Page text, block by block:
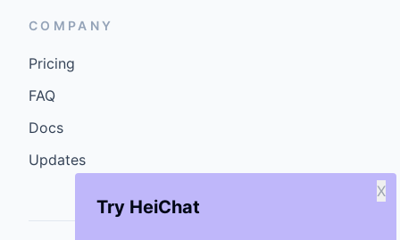
Try HeiChat
X
COMPANY
Pricing
FAQ
Docs
Updates